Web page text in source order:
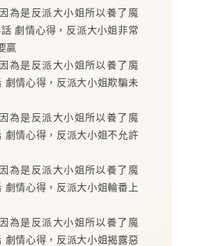
為是反派大小姐所以養了魔
劇情心得，反派大小姐非常
贏
為是反派大小姐所以養了魔
劇情心得，反派大小姐欺騙未
為是反派大小姐所以養了魔
劇情心得，反派大小姐不允許
為是反派大小姐所以養了魔
劇情心得，反派大小姐輪番上
為是反派大小姐所以養了魔
劇情心得，反派大小姐揭露惡